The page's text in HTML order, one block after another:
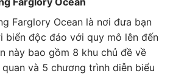
Farglory Ocean là nơi đưa bạn
biển độc đáo với quy mô lên đến
này bao gồm 8 khu chủ đề về
và 5 chương trình diễn biểu